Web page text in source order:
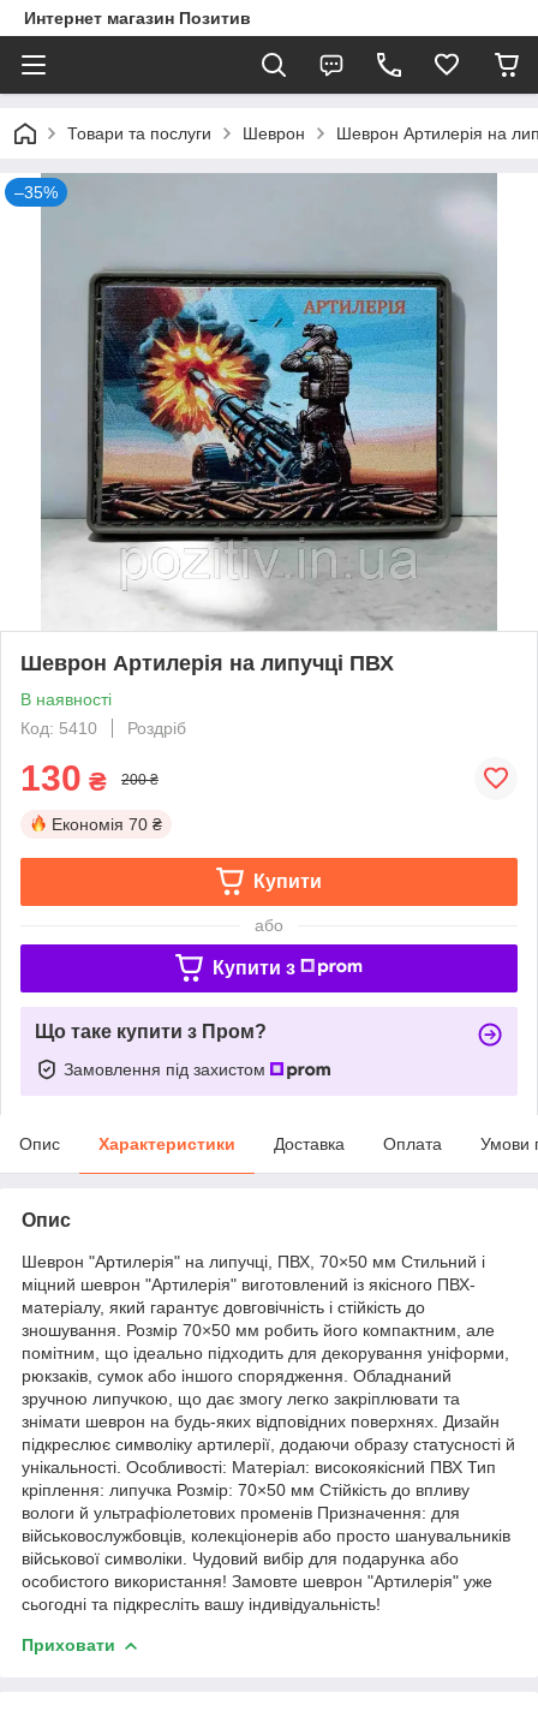
Интернет магазин Позитив
Товари та послуги Шеврон Шеврон Артилерія на
–35%
Шеврон Артилерія на липучці ПВХ
В наявності
Код: 5410
Роздріб
130 ₴ 200 ₴
Економія 70 ₴
Купити
або
Купити з
Що таке купити з Пром?
Замовлення під захистом
Опис Характеристики Доставка Оплата Умови
Опис
Шеврон "Артилерія" на липучці, ПВХ, 70×50 мм Стильний і
міцний шеврон "Артилерія" виготовлений із якісного ПВХ-
матеріалу, який гарантує довговічність і стійкість до
зношування. Розмір 70×50 мм робить його компактним, але
помітним, що ідеально підходить для декорування уніформи,
рюкзаків, сумок або іншого спорядження. Обладнаний
зручною липучкою, що дає змогу легко закріплювати та
знімати шеврон на будь-яких відповідних поверхнях. Дизайн
підкреслює символіку артилерії, додаючи образу статусності й
унікальності. Особливості: Матеріал: високоякісний ПВХ Тип
кріплення: липучка Розмір: 70×50 мм Стійкість до впливу
вологи й ультрафіолетових променів Призначення: для
військовослужбовців, колекціонерів або просто шанувальників
військової символіки. Чудовий вибір для подарунка або
особистого використання! Замовте шеврон "Артилерія" уже
сьогодні та підкресліть вашу індивідуальність!
Приховати